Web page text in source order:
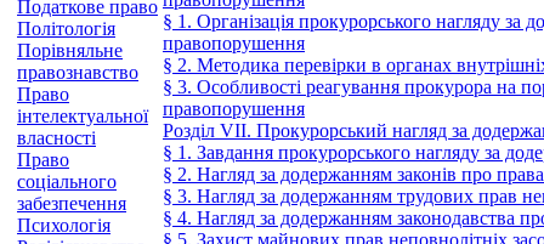
Податкове право
Політологія
Порівняльне
правознавство
Право
інтелектуальної
власності
Право
соціального
забезпечення
Психологія
§ 1. Організація прокурорського нагляду за
правопорушення
§ 2. Методика перевірки в органах
§ 3. Особливості реагування прокурора на
правопорушення
Розділ VIІ. Прокурорський нагляд за
§ 1. Завдання прокурорського нагляду за
§ 2. Нагляд за додержанням законів про
§ 3. Нагляд за додержанням трудових прав
§ 4. Нагляд за додержанням законодавства
§ 5. Захист майнових прав неповнолітніх